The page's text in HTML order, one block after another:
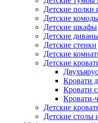
Детские полки
Детские
Детские шкафы
Детские
Детские стенки
Детские
Детские
Кровати
Кровати
Кровати-
Детские
Детские столы